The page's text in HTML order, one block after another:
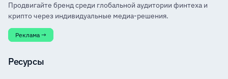
Продвигайте бренд среди глобальной аудитории финтеха и
крипто через индивидуальные медиа-решения.
Реклама →
Ресурсы